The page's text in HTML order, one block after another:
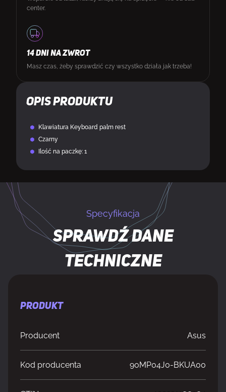
Opis produktu
Klawiatura Keyboard palm rest
Czarny
Ilość na paczkę: 1
center.
14 DNI NA ZWROT
Masz czas, żeby sprawdzić czy wszystko działa jak trzeba!
Specyfikacja
Sprawdź dane
techniczne
PRODUKT
Producent Asus
Kod producenta 90MP04J0-BKUA00